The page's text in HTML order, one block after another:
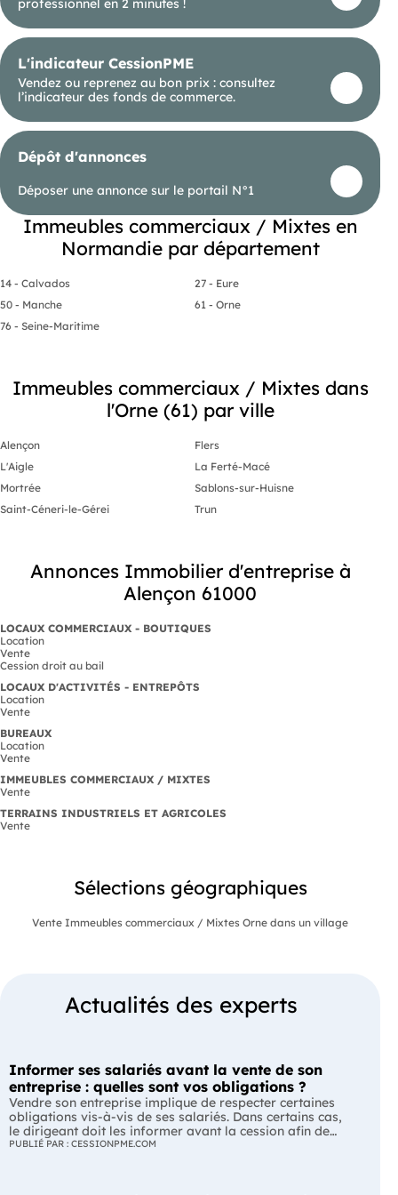
L'indicateur CessionPME
Vendez ou reprenez au bon prix : consultez
l’indicateur des fonds de commerce.
Dépôt d'annonces
Déposer une annonce sur le portail N°1
Immeubles commerciaux / Mixtes en
Normandie par département
14 - Calvados
27 - Eure
50 - Manche
61 - Orne
76 - Seine-Maritime
Immeubles commerciaux / Mixtes dans
l'Orne (61) par ville
Alençon
Flers
L'Aigle
La Ferté-Macé
Mortrée
Sablons-sur-Huisne
Saint-Céneri-le-Gérei
Trun
Annonces Immobilier d'entreprise à
Alençon 61000
LOCAUX COMMERCIAUX - BOUTIQUES
Location
Vente
Cession droit au bail
LOCAUX D'ACTIVITÉS - ENTREPÔTS
Location
Vente
BUREAUX
Location
Vente
IMMEUBLES COMMERCIAUX / MIXTES
Vente
TERRAINS INDUSTRIELS ET AGRICOLES
Vente
Sélections géographiques
Vente Immeubles commerciaux / Mixtes Orne dans un village
Actualités des experts
Informer ses salariés avant la vente de son
entreprise : quelles sont vos obligations ?
Vendre son entreprise implique de respecter certaines
obligations vis-à-vis de ses salariés. Dans certains cas,
le dirigeant doit les informer avant la cession afin de
leur permettre, s'ils le souhaitent, de présenter une offre
PUBLIÉ PAR : CESSIONPME.COM